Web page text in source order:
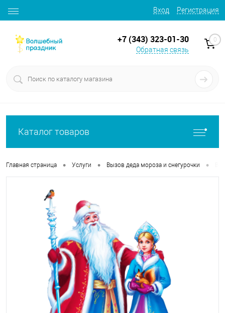
Вход Регистрация
+7 (343) 323-01-30
Обратная связь
0
Каталог товаров
Главная страница • Услуги • Вызов деда мороза и снегурочки •